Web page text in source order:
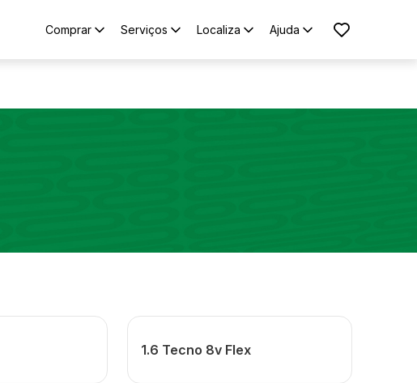
Comprar Serviços Localiza Ajuda
1.6 Tecno 8v Flex